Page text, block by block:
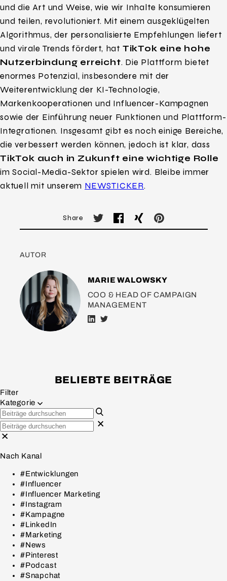
und die Art und Weise, wie wir Inhalte konsumieren
und teilen, revolutioniert. Mit einem ausgeklügelten
Algorithmus, der personalisierte Empfehlungen liefert
und virale Trends fördert, hat TikTok eine hohe
Nutzerbindung erreicht. Die Plattform bietet
enormes Potenzial, insbesondere mit der
Weiterentwicklung der KI-Technologie,
Markenkooperationen und Influencer-Kampagnen
sowie der Einführung neuer Funktionen und Plattform-
Integrationen. Insgesamt gibt es noch einige Bereiche,
die verbessert werden können, jedoch ist klar, dass
TikTok auch in Zukunft eine wichtige Rolle
im Social-Media-Sektor spielen wird. Bleibe immer
aktuell mit unserem NEWSTICKER.
Share
AUTOR
MARIE WALOWSKY
COO & HEAD OF CAMPAIGN
MANAGEMENT
BELIEBTE BEITRÄGE
Filter
Kategorie
Nach Kanal
#Entwicklungen
#Influencer
#Influencer Marketing
#Instagram
#Kampagne
#LinkedIn
#Marketing
#News
#Pinterest
#Podcast
#Snapchat